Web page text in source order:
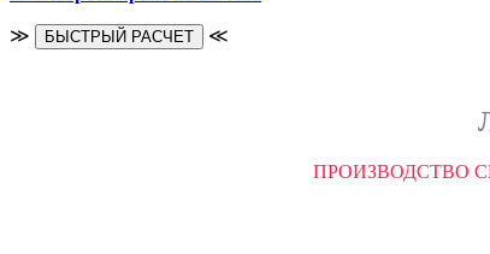
≫ БЫСТРЫЙ РАСЧЕТ ≪
ПРОИЗВОДСТВО